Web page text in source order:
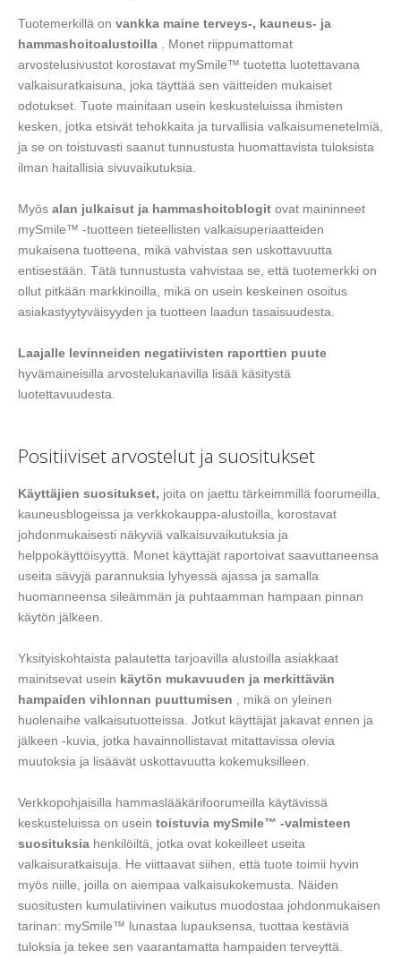
Tuotemerkillä on vankka maine terveys-, kauneus- ja
hammashoitoalustoilla . Monet riippumattomat
arvostelusivustot korostavat mySmile™ tuotetta luotettavana
valkaisuratkaisuna, joka täyttää sen väitteiden mukaiset
odotukset. Tuote mainitaan usein keskusteluissa ihmisten
kesken, jotka etsivät tehokkaita ja turvallisia valkaisumenetelmiä,
ja se on toistuvasti saanut tunnustusta huomattavista tuloksista
ilman haitallisia sivuvaikutuksia.
Myös alan julkaisut ja hammashoitoblogit ovat maininneet
mySmile™ -tuotteen tieteellisten valkaisuperiaatteiden
mukaisena tuotteena, mikä vahvistaa sen uskottavuutta
entisestään. Tätä tunnustusta vahvistaa se, että tuotemerkki on
ollut pitkään markkinoilla, mikä on usein keskeinen osoitus
asiakastyytyväisyyden ja tuotteen laadun tasaisuudesta.
Laajalle levinneiden negatiivisten raporttien puute
hyvämaineisilla arvostelukanavilla lisää käsitystä
luotettavuudesta.
Positiiviset arvostelut ja suositukset
Käyttäjien suositukset, joita on jaettu tärkeimmillä foorumeilla,
kauneusblogeissa ja verkkokauppa-alustoilla, korostavat
johdonmukaisesti näkyviä valkaisuvaikutuksia ja
helppokäyttöisyyttä. Monet käyttäjät raportoivat saavuttaneensa
useita sävyjä parannuksia lyhyessä ajassa ja samalla
huomanneensa sileämmän ja puhtaamman hampaan pinnan
käytön jälkeen.
Yksityiskohtaista palautetta tarjoavilla alustoilla asiakkaat
mainitsevat usein käytön mukavuuden ja merkittävän
hampaiden vihlonnan puuttumisen , mikä on yleinen
huolenaihe valkaisutuotteissa. Jotkut käyttäjät jakavat ennen ja
jälkeen -kuvia, jotka havainnollistavat mitattavissa olevia
muutoksia ja lisäävät uskottavuutta kokemuksilleen.
Verkkopohjaisilla hammaslääkärifoorumeilla käytävissä
keskusteluissa on usein toistuvia mySmile™ -valmisteen
suosituksia henkilöiltä, jotka ovat kokeilleet useita
valkaisuratkaisuja. He viittaavat siihen, että tuote toimii hyvin
myös niille, joilla on aiempaa valkaisukokemusta. Näiden
suositusten kumulatiivinen vaikutus muodostaa johdonmukaisen
tarinan: mySmile™ lunastaa lupauksensa, tuottaa kestäviä
tuloksia ja tekee sen vaarantamatta hampaiden terveyttä.